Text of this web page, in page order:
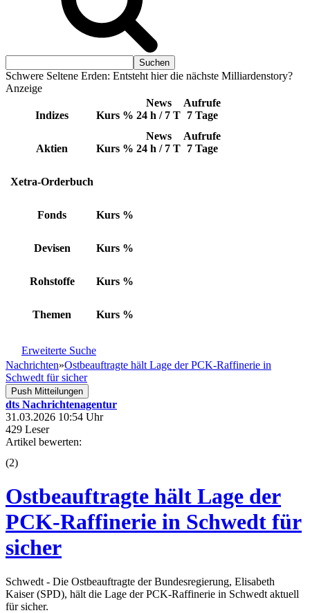
Schwere Seltene Erden: Entsteht hier die nächste Milliardenstory?
Anzeige
Indizes Kurs %
News
24 h / 7 T
Aufrufe
7 Tage
Aktien Kurs %
News
24 h / 7 T
Aufrufe
7 Tage
Xetra-Orderbuch
Fonds Kurs %
Devisen Kurs %
Rohstoffe Kurs %
Themen Kurs %
Erweiterte Suche
Nachrichten»Ostbeauftragte hält Lage der PCK-Raffinerie in
Schwedt für sicher
Push Mitteilungen
dts Nachrichtenagentur
31.03.2026 10:54 Uhr
429 Leser
Artikel bewerten:
(2)
Ostbeauftragte hält Lage der
PCK-Raffinerie in Schwedt für
sicher
Schwedt - Die Ostbeauftragte der Bundesregierung, Elisabeth
Kaiser (SPD), hält die Lage der PCK-Raffinerie in Schwedt aktuell
für sicher.